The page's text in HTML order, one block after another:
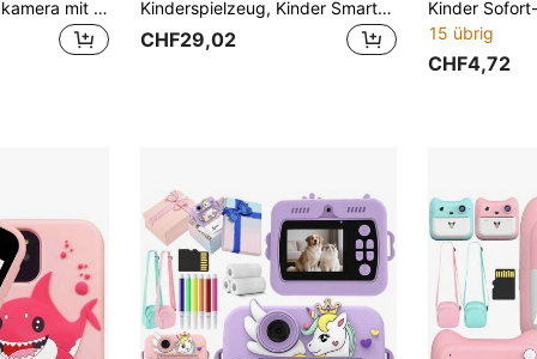
Kinder Sofortdruckkamera mit 1080P HD Video 48MP hochauflösender Bildgebung ausgestattet mit 16X Digitalzoom Selfie Funktion tragbare Kamera Geschenk für Weihnachten Thanksgiving Ostern Neujahr und Geburtstagsfeiern für Jungen und Mädchen Kinderspielzeug, Kinder Smartphone Spielzeug, Dual Kameras, verschiedene lustige Spiele, auswählbare süße Filter, ideales Geschenk für Jungen/Mädchen an Feiertagen und Geburtstagen!
CHF29,02
15 übrig
CHF4,72